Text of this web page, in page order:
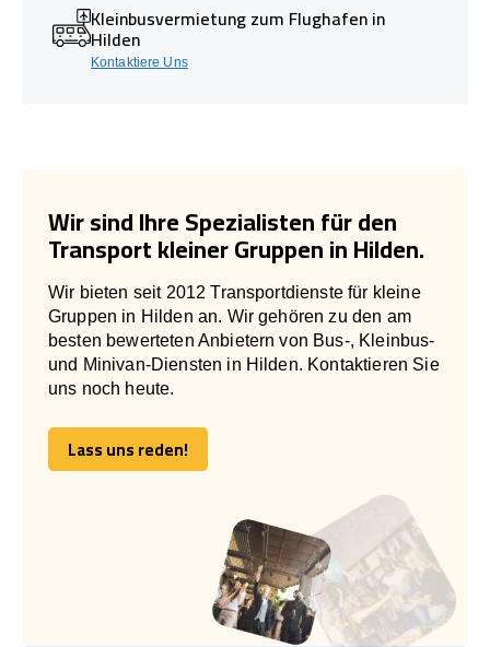
Kleinbusvermietung zum Flughafen in
Hilden
Kontaktiere Uns
Wir sind Ihre Spezialisten für den
Transport kleiner Gruppen in Hilden.
Wir bieten seit 2012 Transportdienste für kleine
Gruppen in Hilden an. Wir gehören zu den am
besten bewerteten Anbietern von Bus-, Kleinbus-
und Minivan-Diensten in Hilden. Kontaktieren Sie
uns noch heute.
Lass uns reden!
Lass uns reden!